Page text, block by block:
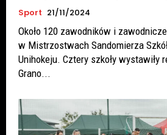
Sport 21/11/2024
Około 120 zawodników i
w Mistrzostwach Sandomierza
Unihokeju. Cztery szkoły wystawiły
Grano...